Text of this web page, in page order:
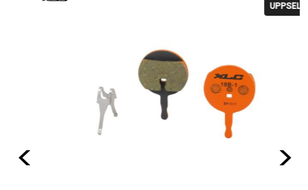
UPPSELT